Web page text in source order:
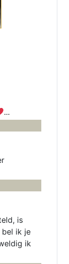
oor.
...
is
bel ik je
ik